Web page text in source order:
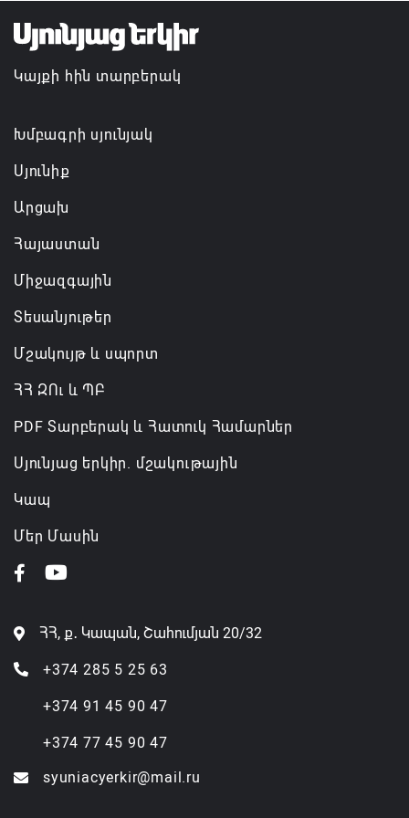
Այս օրը պատմության մեջ կարձանագրվի որպես
ամոթի ու դավաճանության օր․ ՌԴ և Նոր
Նախիջևանի հայոց թեմ
Կայքի հին տարբերակ
Խմբագրի սյունյակ
Սյունիք
Արցախ
Հայաստան
Միջազգային
Տեսանյութեր
Մշակույթ և սպորտ
ՀՀ ԶՈւ և ՊԲ
PDF Տարբերակ և Հատուկ Համարներ
Սյունյաց երկիր. մշակութային
Կապ
Մեր Մասին
ՀՀ, ք․ Կապան, Շահումյան 20/32
+374 285 5 25 63
+374 91 45 90 47
+374 77 45 90 47
syuniacyerkir@mail.ru